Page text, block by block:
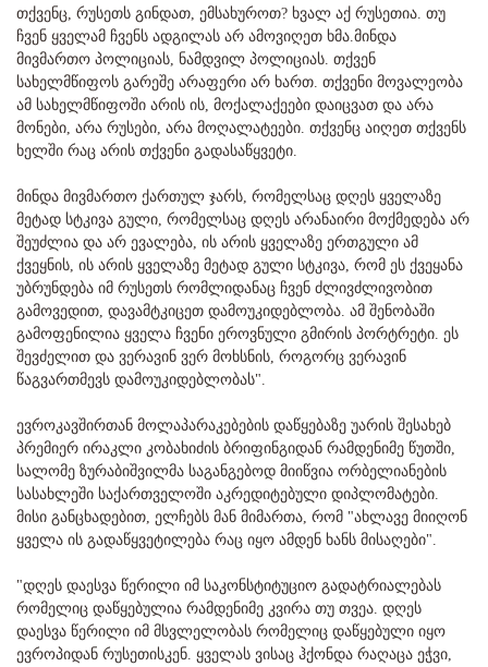
თქვენც, რუსეთს გინდათ, ემსახუროთ? ხვალ აქ რუსეთია. თუ
ჩვენ ყველამ ჩვენს ადგილას არ ამოვიღეთ ხმა.მინდა
მივმართო პოლიციას, ნამდვილ პოლიციას. თქვენ
სახელმწიფოს გარეშე არაფერი არ ხართ. თქვენი მოვალეობა
ამ სახელმწიფოში არის ის, მოქალაქეები დაიცვათ და არა
მონები, არა რუსები, არა მოღალატეები. თქვენც აიღეთ თქვენს
ხელში რაც არის თქვენი გადასაწყვეტი.
მინდა მივმართო ქართულ ჯარს, რომელსაც დღეს ყველაზე
მეტად სტკივა გული, რომელსაც დღეს არანაირი მოქმედება არ
შეუძლია და არ ევალება, ის არის ყველაზე ერთგული ამ
ქვეყნის, ის არის ყველაზე მეტად გული სტკივა, რომ ეს ქვეყანა
უბრუნდება იმ რუსეთს რომლიდანაც ჩვენ ძლივძლივობით
გამოვედით, დავამტკიცეთ დამოუკიდებლობა. ამ შენობაში
გამოფენილია ყველა ჩვენი ეროვნული გმირის პორტრეტი. ეს
შევძელით და ვერავინ ვერ მოხსნის, როგორც ვერავინ
წაგვართმევს დამოუკიდებლობას".
ევროკავშირთან მოლაპარაკებების დაწყებაზე უარის შესახებ
პრემიერ ირაკლი კობახიძის ბრიფინგიდან რამდენიმე წუთში,
სალომე ზურაბიშვილმა საგანგებოდ მიიწვია ორბელიანების
სასახლეში საქართველოში აკრედიტებული დიპლომატები.
მისი განცხადებით, ელჩებს მან მიმართა, რომ "ახლავე მიიღონ
ყველა ის გადაწყვეტილება რაც იყო ამდენ ხანს მისაღები".
"დღეს დაესვა წერილი იმ საკონსტიტუციო გადატრიალებას
რომელიც დაწყებულია რამდენიმე კვირა თუ თვეა. დღეს
დაესვა წერილი იმ მსვლელობას რომელიც დაწყებული იყო
ევროპიდან რუსეთისკენ. ყველას ვისაც ჰქონდა რაღაცა ეჭვი,